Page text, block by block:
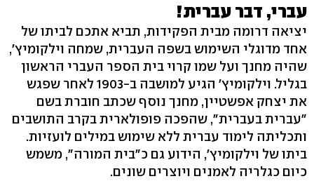
עברי, דבר עברית!
יציאה דרומה מבית הפקידות, תביא אתכם לביתו של
אחד מדוגלי השימוש בשפה העברית, שמחה וילקומיץ',
שהיה מחנך ועל שמו קרוי בית הספר העברי הראשון
בגליל. וילקומיץ' הגיע למושבה ב-1903 לאחר שפגש
את יצחק אפשטיין, מחנך נוסף שכתב חוברת בשם
"עברית בעברית", שהפכה פופולארית בקרב התושבים
ותכליתה לימוד עברית ללא שימוש במילים לועזיות.
ביתו של וילקומיץ', הידוע גם כ"בית המורה", משמש
כיום כגלריה לאמנים ויוצרים שונים.